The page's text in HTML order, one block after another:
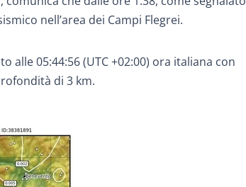
nell’area dei Campi Flegrei.
alle 05:44:56 (UTC +02:00) ora italiana con
di 3 km.